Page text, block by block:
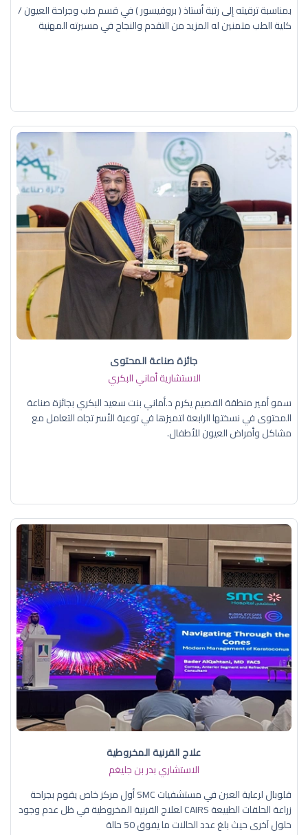
بمناسبة ترقيته إلى رتبة أستاذ ( بروفيسور ) في قسم طب وجراحة العيون /
كلية الطب متمنين له المزيد من التقدم والنجاح في مسيرته المهنية
جائزة صناعة المحتوى
الاستشارية أماني البكري
سمو أمير منطقة القصيم يكرم د.أماني بنت سعيد البكري بجائزة صناعة
المحتوى في نسختها الرابعة لتميزها في توعية الأسر تجاه التعامل مع
مشاكل وأمراض العيون للأطفال.
علاج القرنية المخروطية
الاستشاري بدر بن جليغم
قلوبال لرعاية العين في مستشفيات SMC أول مركز خاص يقوم بجراحة
زراعة الحلقات الطبيعة CAIRS لعلاج القرنية المخروطية في ظل عدم وجود
حلول آخرى حيث بلغ عدد الحالات ما يفوق 50 حالة